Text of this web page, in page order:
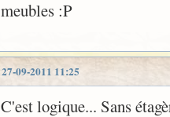
meubles :P
27-09-2011 11:25
C'est logique... Sans